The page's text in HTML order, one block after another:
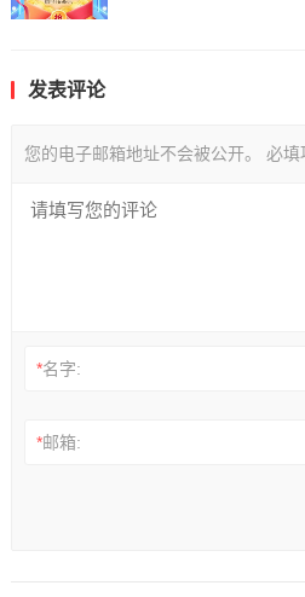
发表评论
您的电子邮箱地址不会被公开。 必填
*名字:
*邮箱: